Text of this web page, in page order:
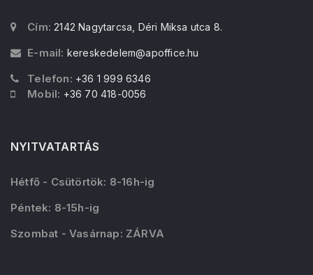
Cím: 2142 Nagytarcsa, Déri Miksa utca 8.
E-mail: kereskedelem@apoffice.hu
Telefon: +36 1 999 6346
Mobil: +36 70 418-0056
NYITVATARTÁS
Hétfő - Csütörtök: 8-16h-ig
Péntek: 8-15h-ig
Szombat - Vasárnap: ZÁRVA